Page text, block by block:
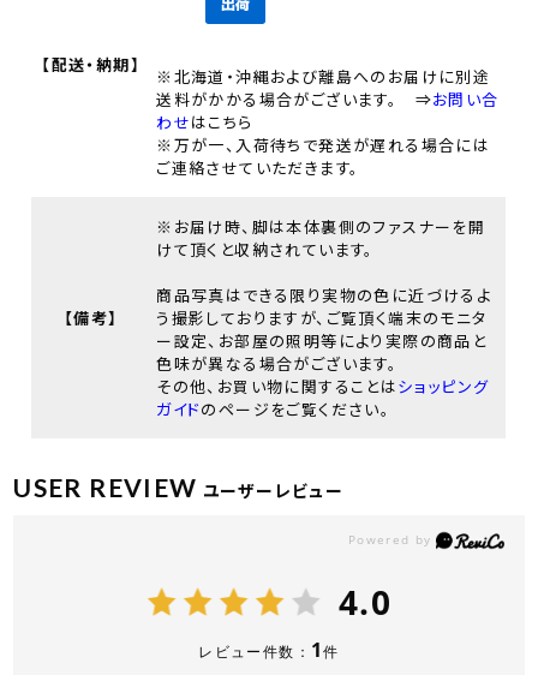
【配送・納期】
※北海道・沖縄および離島へのお届けに別途
送料がかかる場合がございます。 ⇒お問い合
わせはこちら
※万が一、入荷待ちで発送が遅れる場合には
ご連絡させていただきます。
【備考】
※お届け時、脚は本体裏側のファスナーを開
けて頂くと収納されています。
商品写真はできる限り実物の色に近づけるよ
う撮影しておりますが、ご覧頂く端末のモニタ
ー設定、お部屋の照明等により実際の商品と
色味が異なる場合がございます。
その他、お買い物に関することはショッピング
ガイドのページをご覧ください。
USER REVIEW ユーザーレビュー
4.0
レビュー件数： 1件